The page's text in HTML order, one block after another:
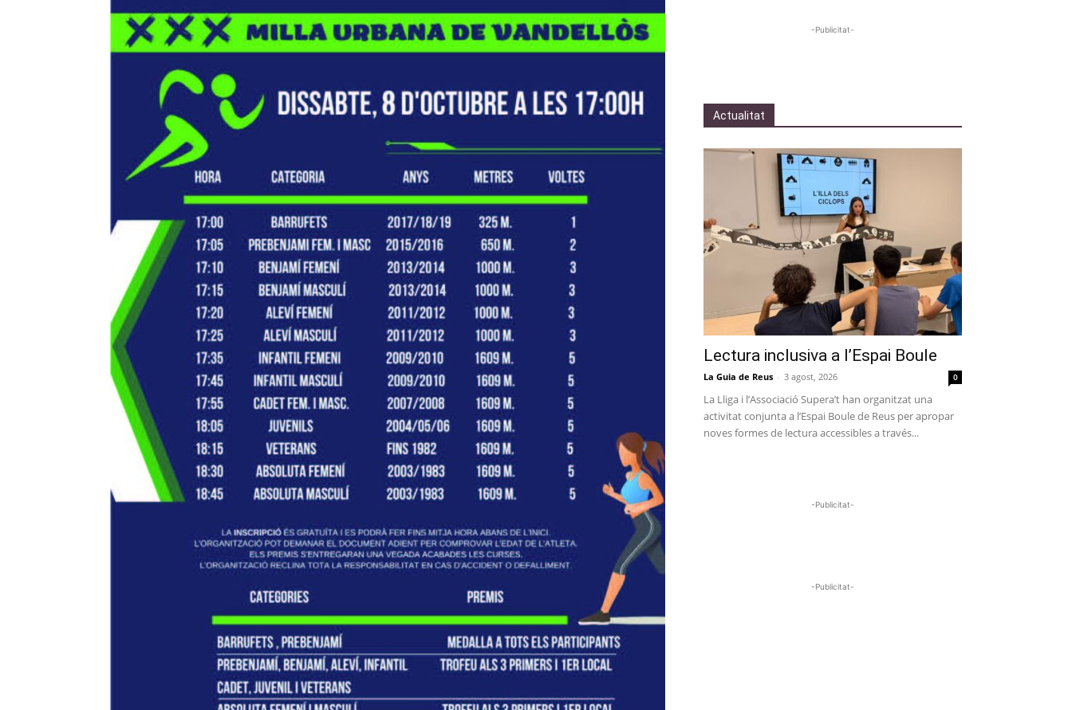
-Publicitat-
Actualitat
Lectura inclusiva a l’Espai Boule
La Guia de Reus - 3 agost, 2026 0
La Lliga i l’Associació Supera’t han organitzat una
activitat conjunta a l’Espai Boule de Reus per apropar
noves formes de lectura accessibles a través...
-Publicitat-
-Publicitat-